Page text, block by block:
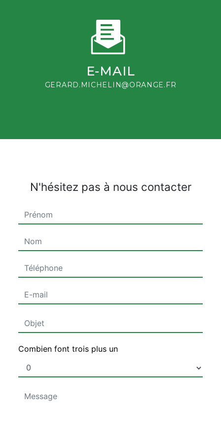
E-MAIL
GERARD.MICHELIN@ORANGE.FR
N'hésitez pas à nous contacter
Combien font trois plus un